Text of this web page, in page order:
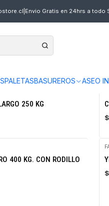
BASUREROS ASEO
Envio Gratis en 24hrs a todo
250 KG
400 KG. CON RODILLO